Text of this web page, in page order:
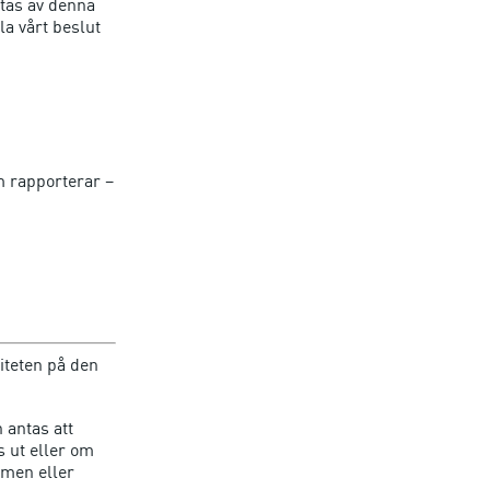
vårt beslut
rapporterar –
på den
antas att
ut eller om
eller